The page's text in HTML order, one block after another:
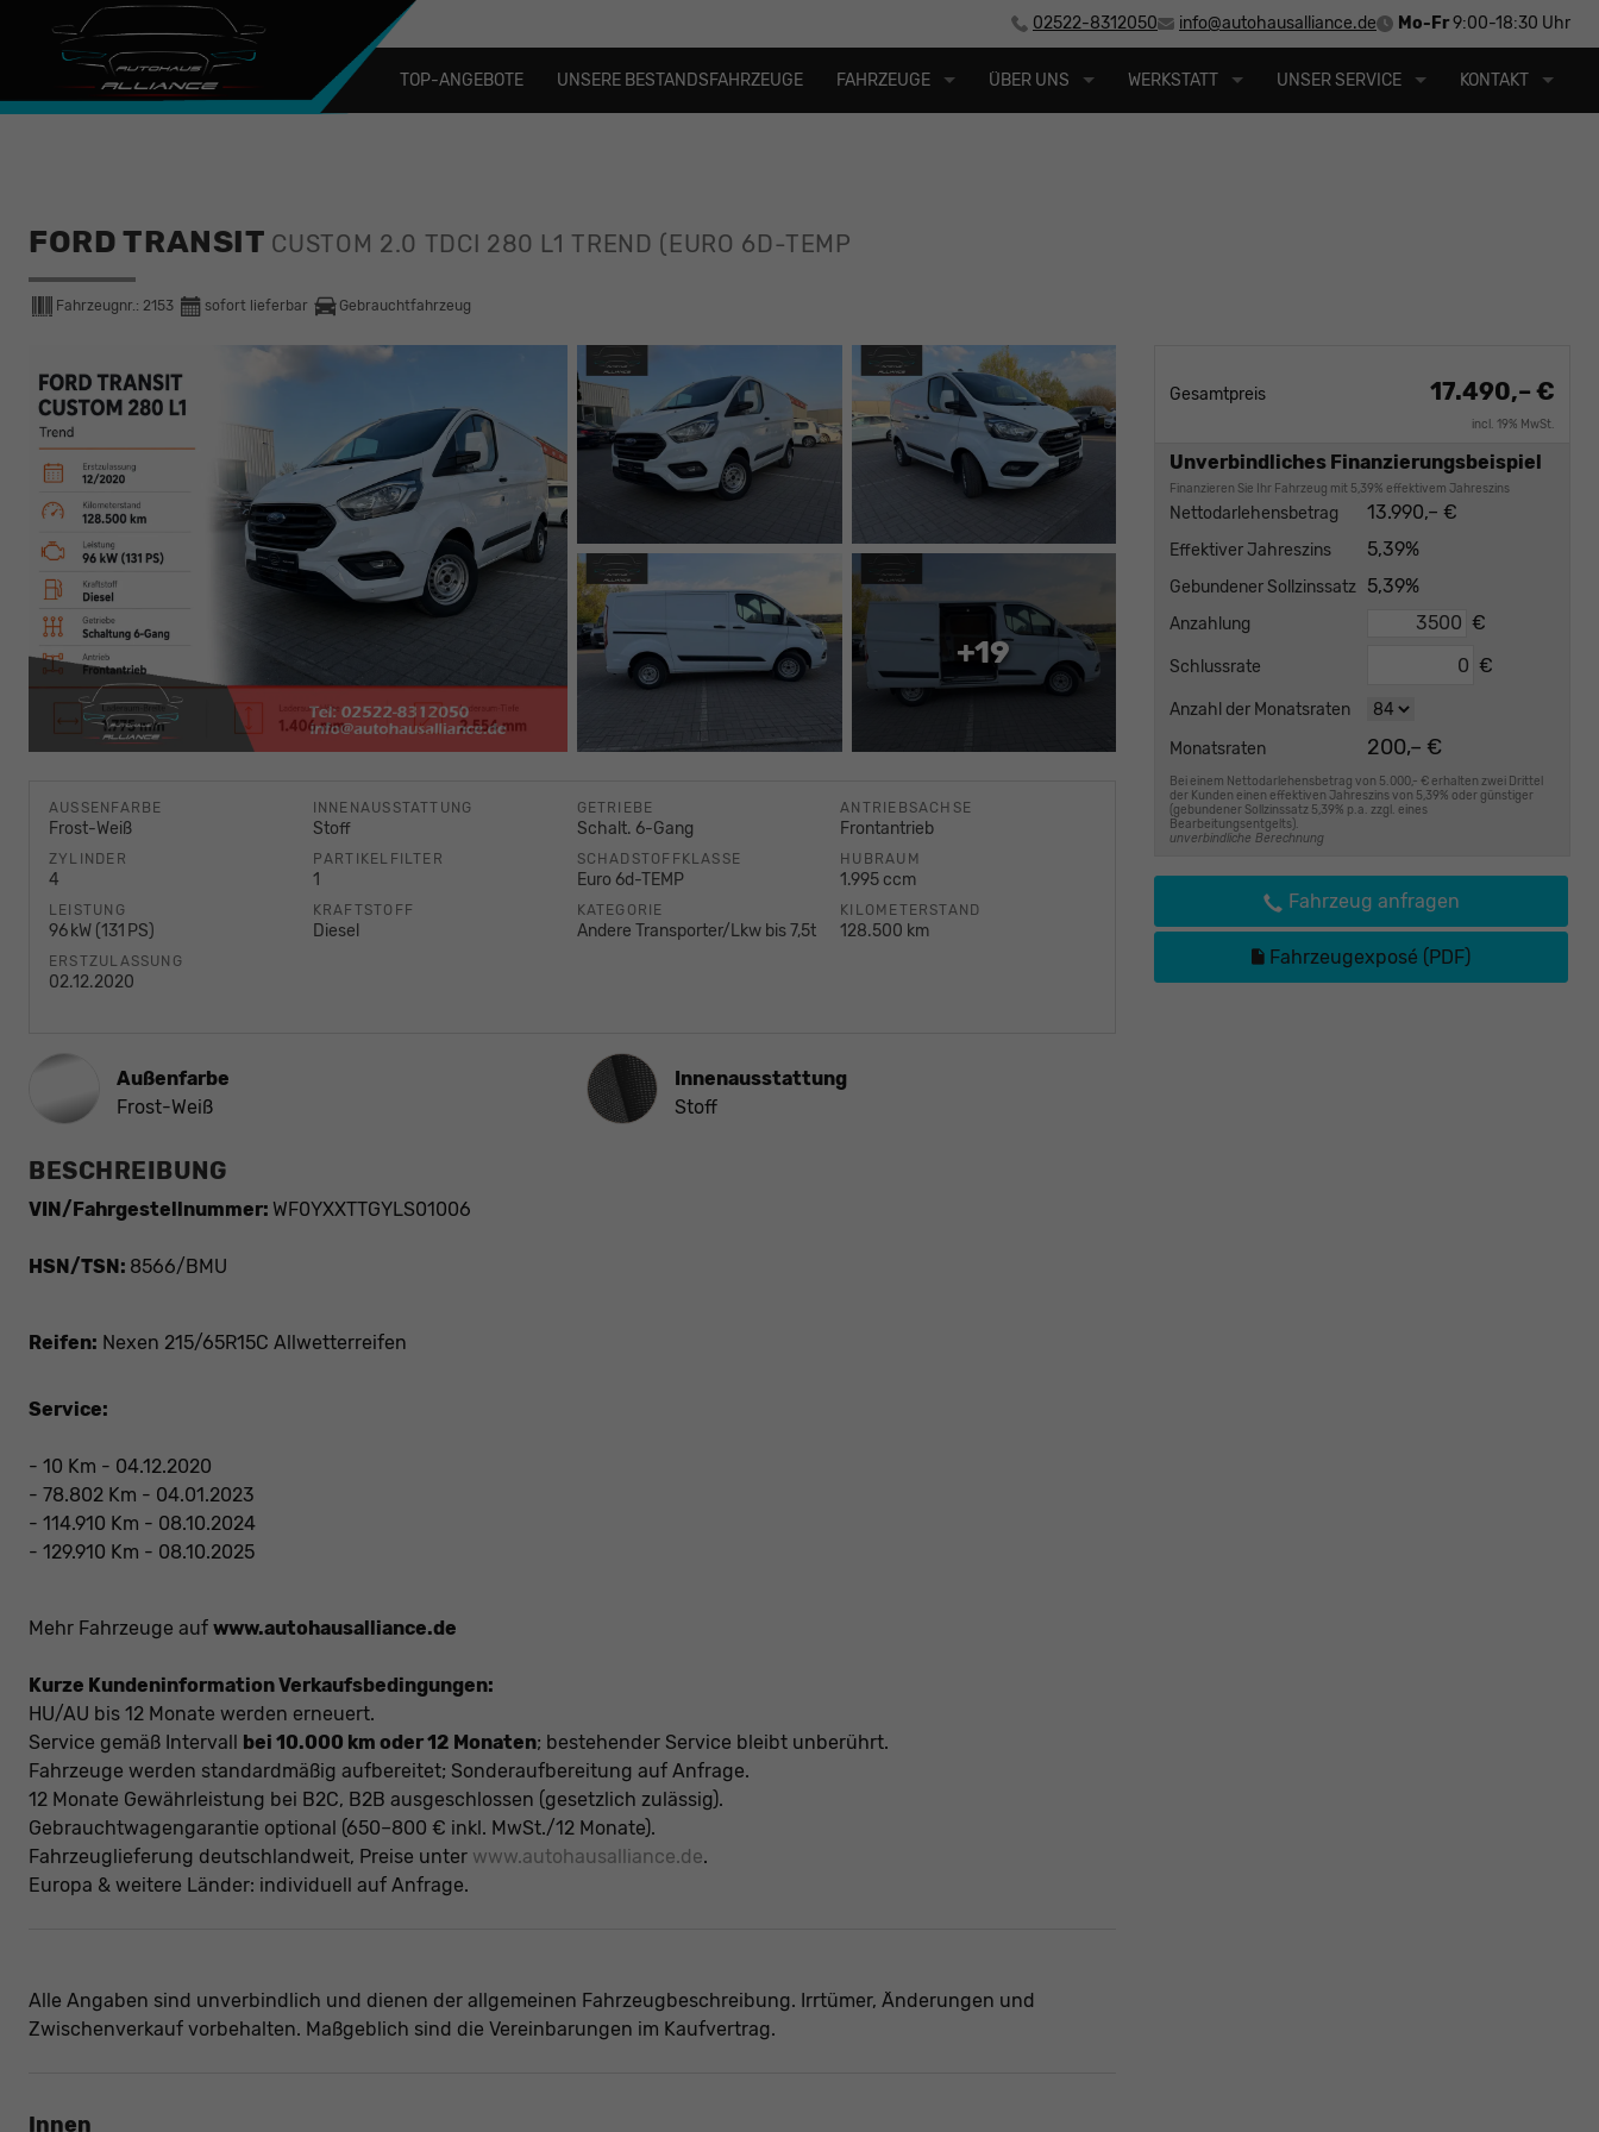
02522-8312050 info@autohausalliance.de Mo-Fr9:00-18:30 Uhr
TOP-ANGEBOTE UNSERE BESTANDSFAHRZEUGE FAHRZEUGE ÜBER UNS WERKSTATT UNSER SERVICE KONTAKT
FORD TRANSIT CUSTOM 2.0 TDCI 280 L1 TREND (EURO 6D-TEMP
Fahrzeugnr.: 2153 sofort lieferbar Gebrauchtfahrzeug
Gesamtpreis 17.490,– €
incl. 19% MwSt.
Unverbindliches Finanzierungsbeispiel
Finanzieren Sie Ihr Fahrzeug mit 5,39% effektivem Jahreszins
Nettodarlehensbetrag 13.990,– €
Effektiver Jahreszins 5,39%
Gebundener Sollzinssatz 5,39%
Anzahlung €
Schlussrate €
Anzahl der Monatsraten
Monatsraten
200,– €
Bei einem Nettodarlehensbetrag von 5.000,- € erhalten zwei Drittel
der Kunden einen effektiven Jahreszins von 5,39% oder günstiger
(gebundener Sollzinssatz 5,39% p.a. zzgl. eines
Bearbeitungsentgelts).
unverbindliche Berechnung
Fahrzeug anfragen
Fahrzeugexposé (PDF)
+19
AUSSENFARBE
Frost-Weiß
INNENAUSSTATTUNG
Stoff
GETRIEBE
Schalt. 6-Gang
ANTRIEBSACHSE
Frontantrieb
ZYLINDER
4
PARTIKELFILTER
1
SCHADSTOFFKLASSE
Euro 6d-TEMP
HUBRAUM
1.995 ccm
LEISTUNG
96 kW (131 PS)
KRAFTSTOFF
Diesel
KATEGORIE
Andere Transporter/Lkw bis 7,5t
KILOMETERSTAND
128.500 km
ERSTZULASSUNG
02.12.2020
Außenfarbe
Frost-Weiß
Innenausstattung
Innenausstattung
Stoff
BESCHREIBUNG
VIN/Fahrgestellnummer: WF0YXXTTGYLS01006
HSN/TSN: 8566/BMU
Reifen: Nexen 215/65R15C Allwetterreifen
Service:
- 10 Km - 04.12.2020
- 78.802 Km - 04.01.2023
- 114.910 Km - 08.10.2024
- 129.910 Km - 08.10.2025
Mehr Fahrzeuge auf www.autohausalliance.de
Kurze Kundeninformation Verkaufsbedingungen:
HU/AU bis 12 Monate werden erneuert.
Service gemäß Intervall bei 10.000 km oder 12 Monaten; bestehender Service bleibt unberührt.
Fahrzeuge werden standardmäßig aufbereitet; Sonderaufbereitung auf Anfrage.
12 Monate Gewährleistung bei B2C, B2B ausgeschlossen (gesetzlich zulässig).
Gebrauchtwagengarantie optional (650–800 € inkl. MwSt./12 Monate).
Fahrzeuglieferung deutschlandweit, Preise unter www.autohausalliance.de.
Europa & weitere Länder: individuell auf Anfrage.
Alle Angaben sind unverbindlich und dienen der allgemeinen Fahrzeugbeschreibung. Irrtümer, Änderungen und
Zwischenverkauf vorbehalten. Maßgeblich sind die Vereinbarungen im Kaufvertrag.
Innen